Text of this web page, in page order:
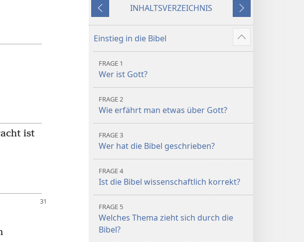
ist
Bibel.
Welt-
Übersetzung
Bibel.
Zurück
INHALTSVERZEICHNIS
Weiter
Einstieg in die Bibel
Mehr
anzeigen
FRAGE 1
Wer ist Gott?
FRAGE 2
Wie erfährt man etwas über Gott?
FRAGE 3
Wer hat die Bibel geschrieben?
FRAGE 4
Ist die Bibel wissenschaftlich korrekt?
FRAGE 5
Welches Thema zieht sich durch die
Bibel?